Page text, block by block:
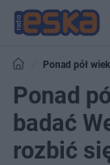
Ponad pół
terytorium Polski
Ponad
badać
rozbić